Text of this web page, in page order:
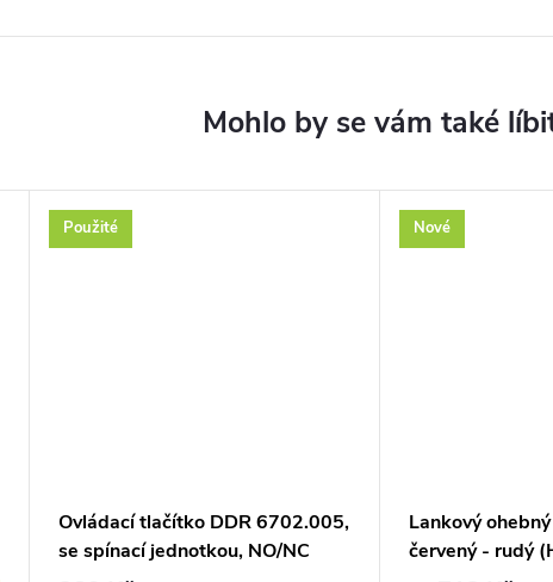
Použité
Ovládací tlačítko DDR 6702.005,
se spínací jednotkou, NO/NC
Nové
Lankový
červený - rudý